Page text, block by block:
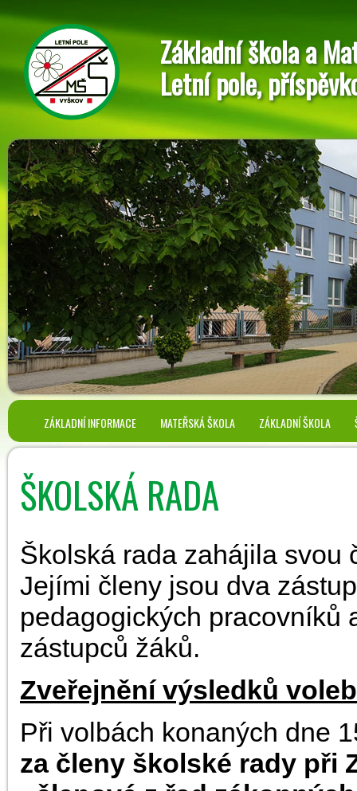
Základní škola a
Letní pole,
ZÁKLADNÍ INFORMACE MATEŘSKÁ ŠKOLA ZÁKLADNÍ ŠKOLA
ŠKOLSKÁ RADA
Školská rada zahájila svou
Jejími členy jsou dva
pedagogických pracovníků
zástupců žáků.
Zveřejnění výsledků
Při volbách konaných dne
za členy školské rady při